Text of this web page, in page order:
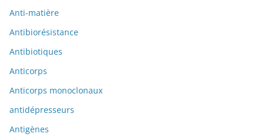
Anti-matière
Antibiorésistance
Antibiotiques
Anticorps
Anticorps monoclonaux
antidépresseurs
Antigènes